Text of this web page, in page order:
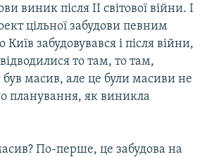
виник після ІІ світової війни. І
цільної забудови певним
забудовувався і після війни,
то там, то там,
масив, але це були масиви не
планування, як виникла
По-перше, це забудова на